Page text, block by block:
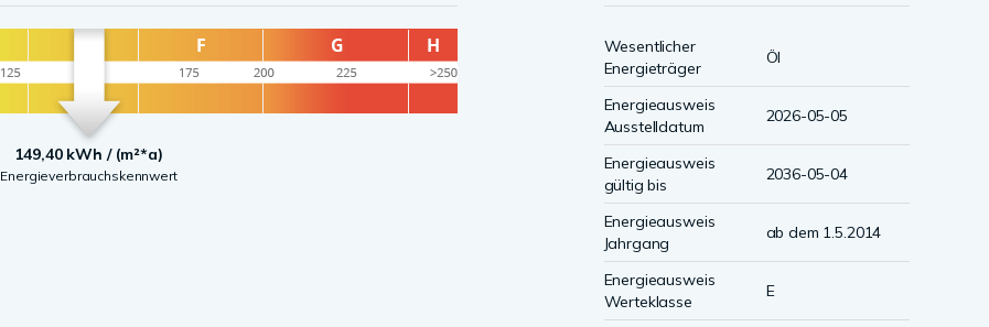
149,40 kWh / (m²*a)
Energieverbrauchskennwert
Wesentlicher
Energieträger
Öl
Energieausweis
Ausstelldatum
2026-05-05
Energieausweis
gültig bis
2036-05-04
Energieausweis
Jahrgang
ab dem 1.5.2014
Energieausweis
Werteklasse
E